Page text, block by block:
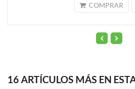
COMPRAR
16 ARTÍCULOS MÁS EN